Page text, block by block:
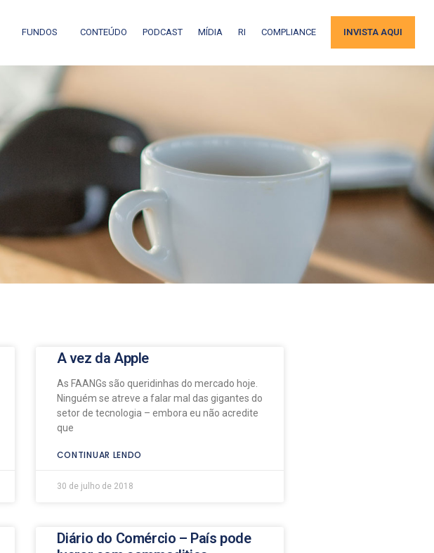
FUNDOS CONTEÚDO PODCAST MÍDIA RI COMPLIANCE INVISTA AQUI
A vez da Apple
As FAANGs são queridinhas do mercado hoje.
Ninguém se atreve a falar mal das gigantes do
setor de tecnologia – embora eu não acredite
que
CONTINUAR LENDO
30 de julho de 2018
Diário do Comércio – País pode